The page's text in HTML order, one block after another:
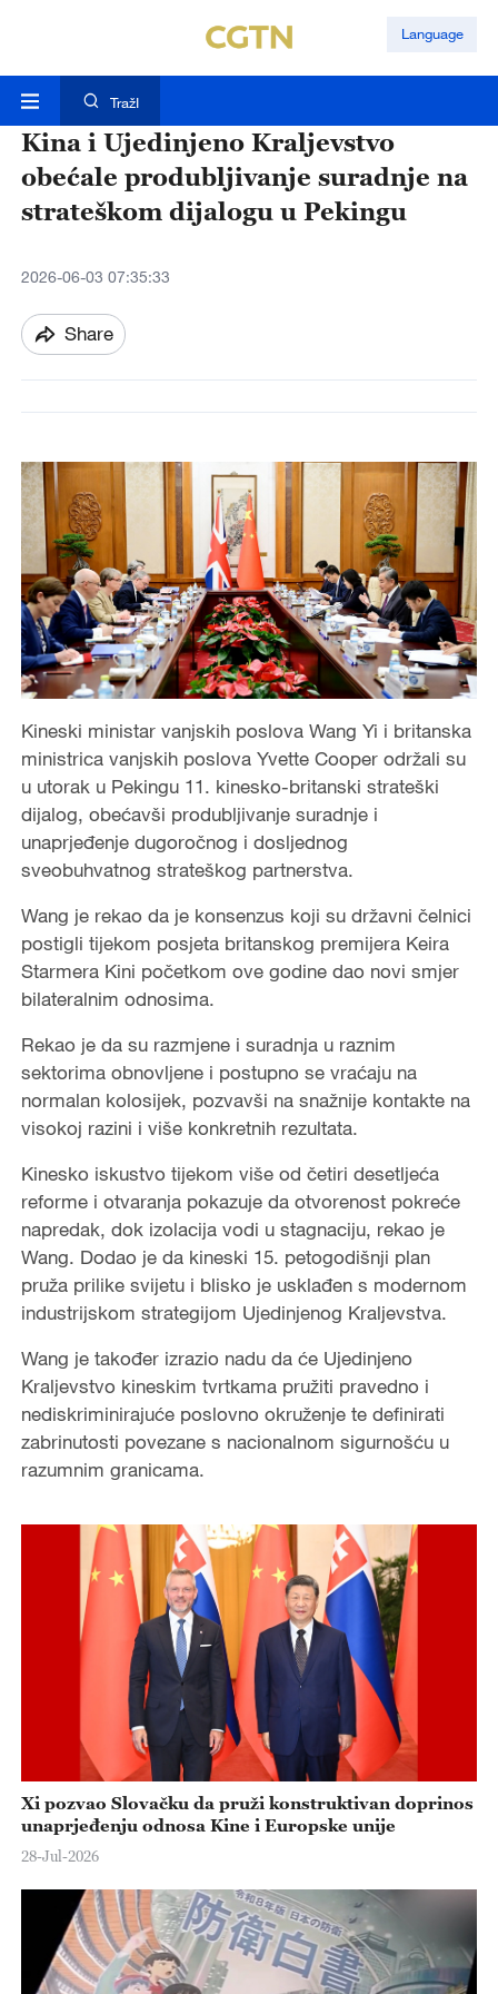
Language
TražI
Kina i Ujedinjeno Kraljevstvo
obećale produbljivanje suradnje na
strateškom dijalogu u Pekingu
2026-06-03 07:35:33
Share
Kineski ministar vanjskih poslova Wang Yi i britanska
ministrica vanjskih poslova Yvette Cooper održali su
u utorak u Pekingu 11. kinesko-britanski strateški
dijalog, obećavši produbljivanje suradnje i
unaprjeđenje dugoročnog i dosljednog
sveobuhvatnog strateškog partnerstva.
Wang je rekao da je konsenzus koji su državni čelnici
postigli tijekom posjeta britanskog premijera Keira
Starmera Kini početkom ove godine dao novi smjer
bilateralnim odnosima.
Rekao je da su razmjene i suradnja u raznim
sektorima obnovljene i postupno se vraćaju na
normalan kolosijek, pozvavši na snažnije kontakte na
visokoj razini i više konkretnih rezultata.
Kinesko iskustvo tijekom više od četiri desetljeća
reforme i otvaranja pokazuje da otvorenost pokreće
napredak, dok izolacija vodi u stagnaciju, rekao je
Wang. Dodao je da kineski 15. petogodišnji plan
pruža prilike svijetu i blisko je usklađen s modernom
industrijskom strategijom Ujedinjenog Kraljevstva.
Wang je također izrazio nadu da će Ujedinjeno
Kraljevstvo kineskim tvrtkama pružiti pravedno i
nediskriminirajuće poslovno okruženje te definirati
zabrinutosti povezane s nacionalnom sigurnošću u
razumnim granicama.
Xi pozvao Slovačku da pruži konstruktivan doprinos
unaprjeđenju odnosa Kine i Europske unije
28-Jul-2026